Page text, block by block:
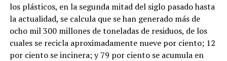
los plásticos, en la segunda mitad del siglo pasado hasta
la actualidad, se calcula que se han generado más de
ocho mil 300 millones de toneladas de residuos, de los
cuales se recicla aproximadamente nueve por ciento; 12
por ciento se incinera; y 79 por ciento se acumula en